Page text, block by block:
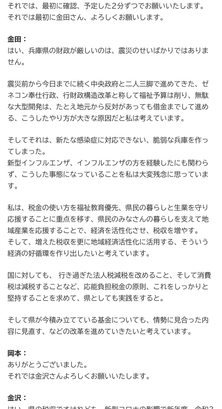
それでは、最初に確認、予定した2分ずつでお願いいたします。
それでは最初に金田さん、よろしくお願いします。
金田：
はい、兵庫県の財政が厳しいのは、震災のせいばかりではありま
せん。
震災前から今日までに続く中央政府と二人三脚で進めてきた、ゼ
ネコン奉仕行政、行財政構造改革と称して福祉予算は削り、無駄
な大型開発は、たとえ地元から反対があっても借金までして進め
る、こうしたやり方が大きな原因だと私は考えています。
そしてそれは、新たな感染症に対応できない、脆弱な兵庫を作っ
てしまった。
新型インフルエンザ、インフルエンザの方を経験したにも関わら
ず、こうした事態になっていることを私は大変残念に思っていま
す。
私は、税金の使い方を福祉教育優先、県民の暮らしと生業を守り
応援することに重点を移す、県民のみなさんの暮らしを支えて地
域産業を応援することで、経済を活性化させ、税収を増やす。
そして、増えた税収を更に地域経済活性化に活用する、そういう
経済の好循環を作り出したいと考えています。
国に対しても、 行き過ぎた法人税減税を改めること、そして消費
税は減税することなど、応能負担税金の原則、これをしっかりと
堅持することを求めて、県としても実践をすると。
そして県が今積み立てている基金についても、情勢に見合った内
容に見直す、などの改革を進めていきたいと考えています。
岡本：
ありがとうございました。
それでは金沢さんよろしくお願いいたします。
金沢：